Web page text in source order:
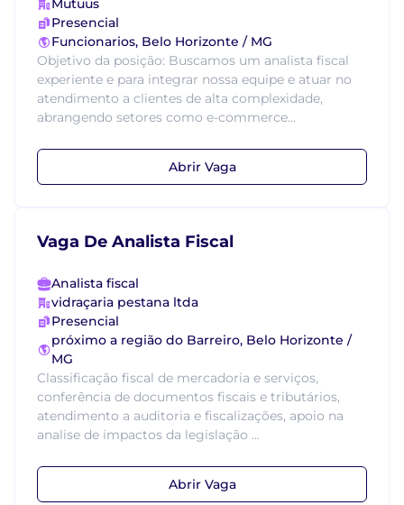
Mutuus
Presencial
Funcionarios, Belo Horizonte / MG
Objetivo da posição: Buscamos um analista fiscal
experiente e para integrar nossa equipe e atuar no
atendimento a clientes de alta complexidade,
abrangendo setores como e-commerce...
Abrir Vaga
Vaga De Analista Fiscal
Analista fiscal
vidraçaria pestana ltda
Presencial
próximo a região do Barreiro, Belo Horizonte /
MG
Classificação fiscal de mercadoria e serviços,
conferência de documentos fiscais e tributários,
atendimento a auditoria e fiscalizações, apoio na
analise de impactos da legislação ...
Abrir Vaga